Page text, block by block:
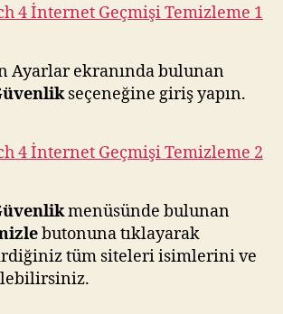
Ayarlar ekranında bulunan
seçeneğine giriş yapın.
menüsünde bulunan
butonuna tıklayarak
tüm siteleri isimlerini ve